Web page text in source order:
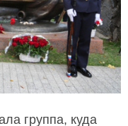
группа, куда